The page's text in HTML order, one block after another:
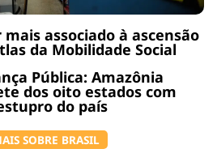
associado à ascensão
da Mobilidade Social
Pública: Amazônia
dos oito estados com
do país
SOBRE BRASIL